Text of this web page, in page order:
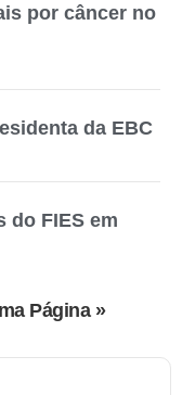
por câncer no
da EBC
do FIES em
Página »